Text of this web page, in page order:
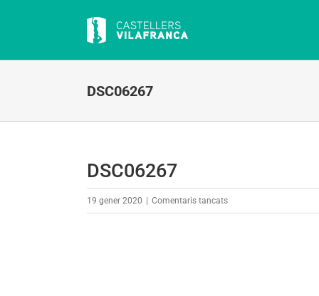
DSC06267
DSC06267
19 gener 2020 Comentaris tancatsa